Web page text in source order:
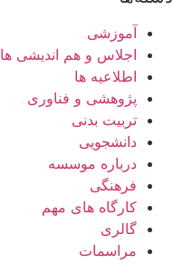
آموزشی
اجلاس و هم اندیشی ها
اطلاعیه ها
پژوهشی و فناوری
تربیت بدنی
دانشجویی
درباره موسسه
فرهنگی
کارگاه های مهم
گالری
مراسمات